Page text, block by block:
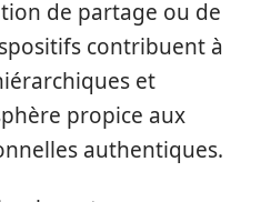
de partage ou de
contribuent à
et
propice aux
authentiques.